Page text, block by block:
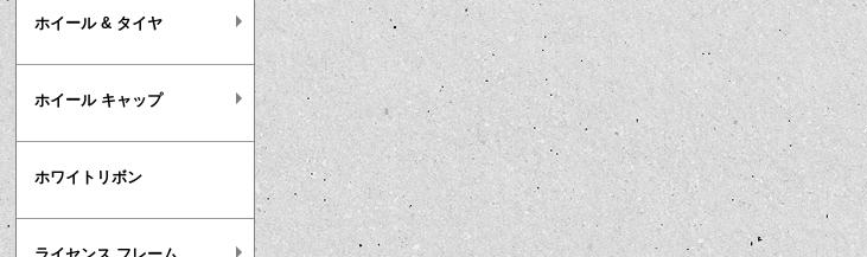
ホイール & タイヤ
ホイール キャップ
ホワイトリボン